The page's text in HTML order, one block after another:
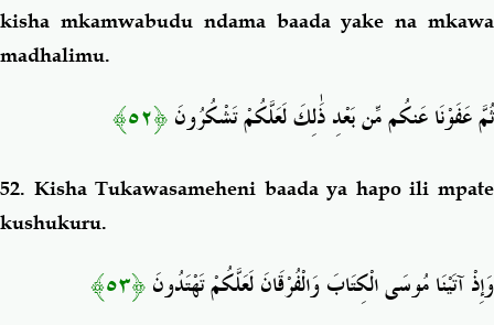
kisha mkamwabudu ndama baada yake na mkawa
madhalimu.
ثُمَّ عَفَوْنَا عَنكُم مِّن بَعْدِ ذَٰلِكَ لَعَلَّكُمْ تَشْكُرُونَ﴿٥٢﴾
52. Kisha Tukawasameheni baada ya hapo ili mpate
kushukuru.
وَإِذْ آتَيْنَا مُوسَى الْكِتَابَ وَالْفُرْقَانَ لَعَلَّكُمْ تَهْتَدُونَ﴿٥٣﴾